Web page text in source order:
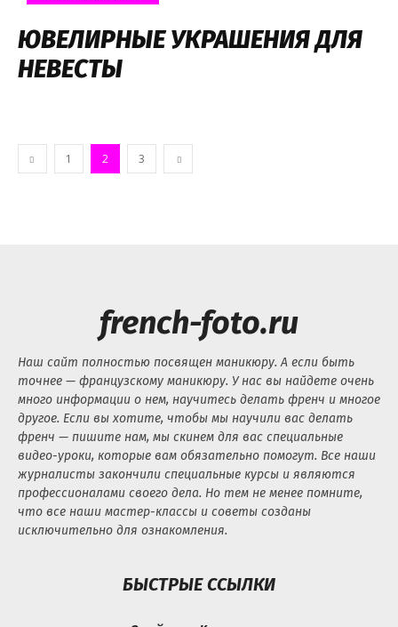
ЮВЕЛИРНЫЕ УКРАШЕНИЯ ДЛЯ
НЕВЕСТЫ
1 2 3
french-foto.ru
Наш сайт полностью посвящен маникюру. А если быть
точнее — французскому маникюру. У нас вы найдете очень
много информации о нем, научитесь делать френч и многое
другое. Если вы хотите, чтобы мы научили вас делать
френч — пишите нам, мы скинем для вас специальные
видео-уроки, которые вам обязательно помогут. Все наши
журналисты закончили специальные курсы и являются
профессионалами своего дела. Но тем не менее помните,
что все наши мастер-классы и советы созданы
исключительно для ознакомления.
БЫСТРЫЕ ССЫЛКИ